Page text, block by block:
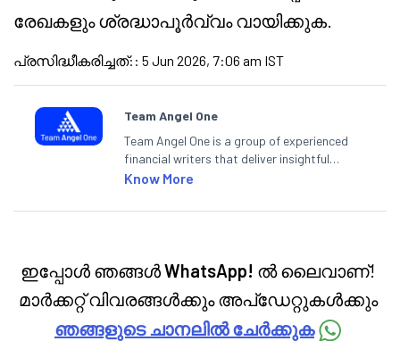
രേഖകളും ശ്രദ്ധാപൂർവ്വം വായിക്കുക.
പ്രസിദ്ധീകരിച്ചത്: : 5 Jun 2026, 7:06 am IST
Team Angel One
Team Angel One is a group of experienced
financial writers that deliver insightful
articles on the stock market, IPO, economy,
categories.
Know More
ഇപ്പോൾ ഞങ്ങൾWhatsApp! ൽ ലൈവാണ്!
മാർക്കറ്റ് വിവരങ്ങൾക്കും അപ്‌ഡേറ്റുകൾക്കും
ഞങ്ങളുടെ ചാനലിൽ ചേർക്കുക